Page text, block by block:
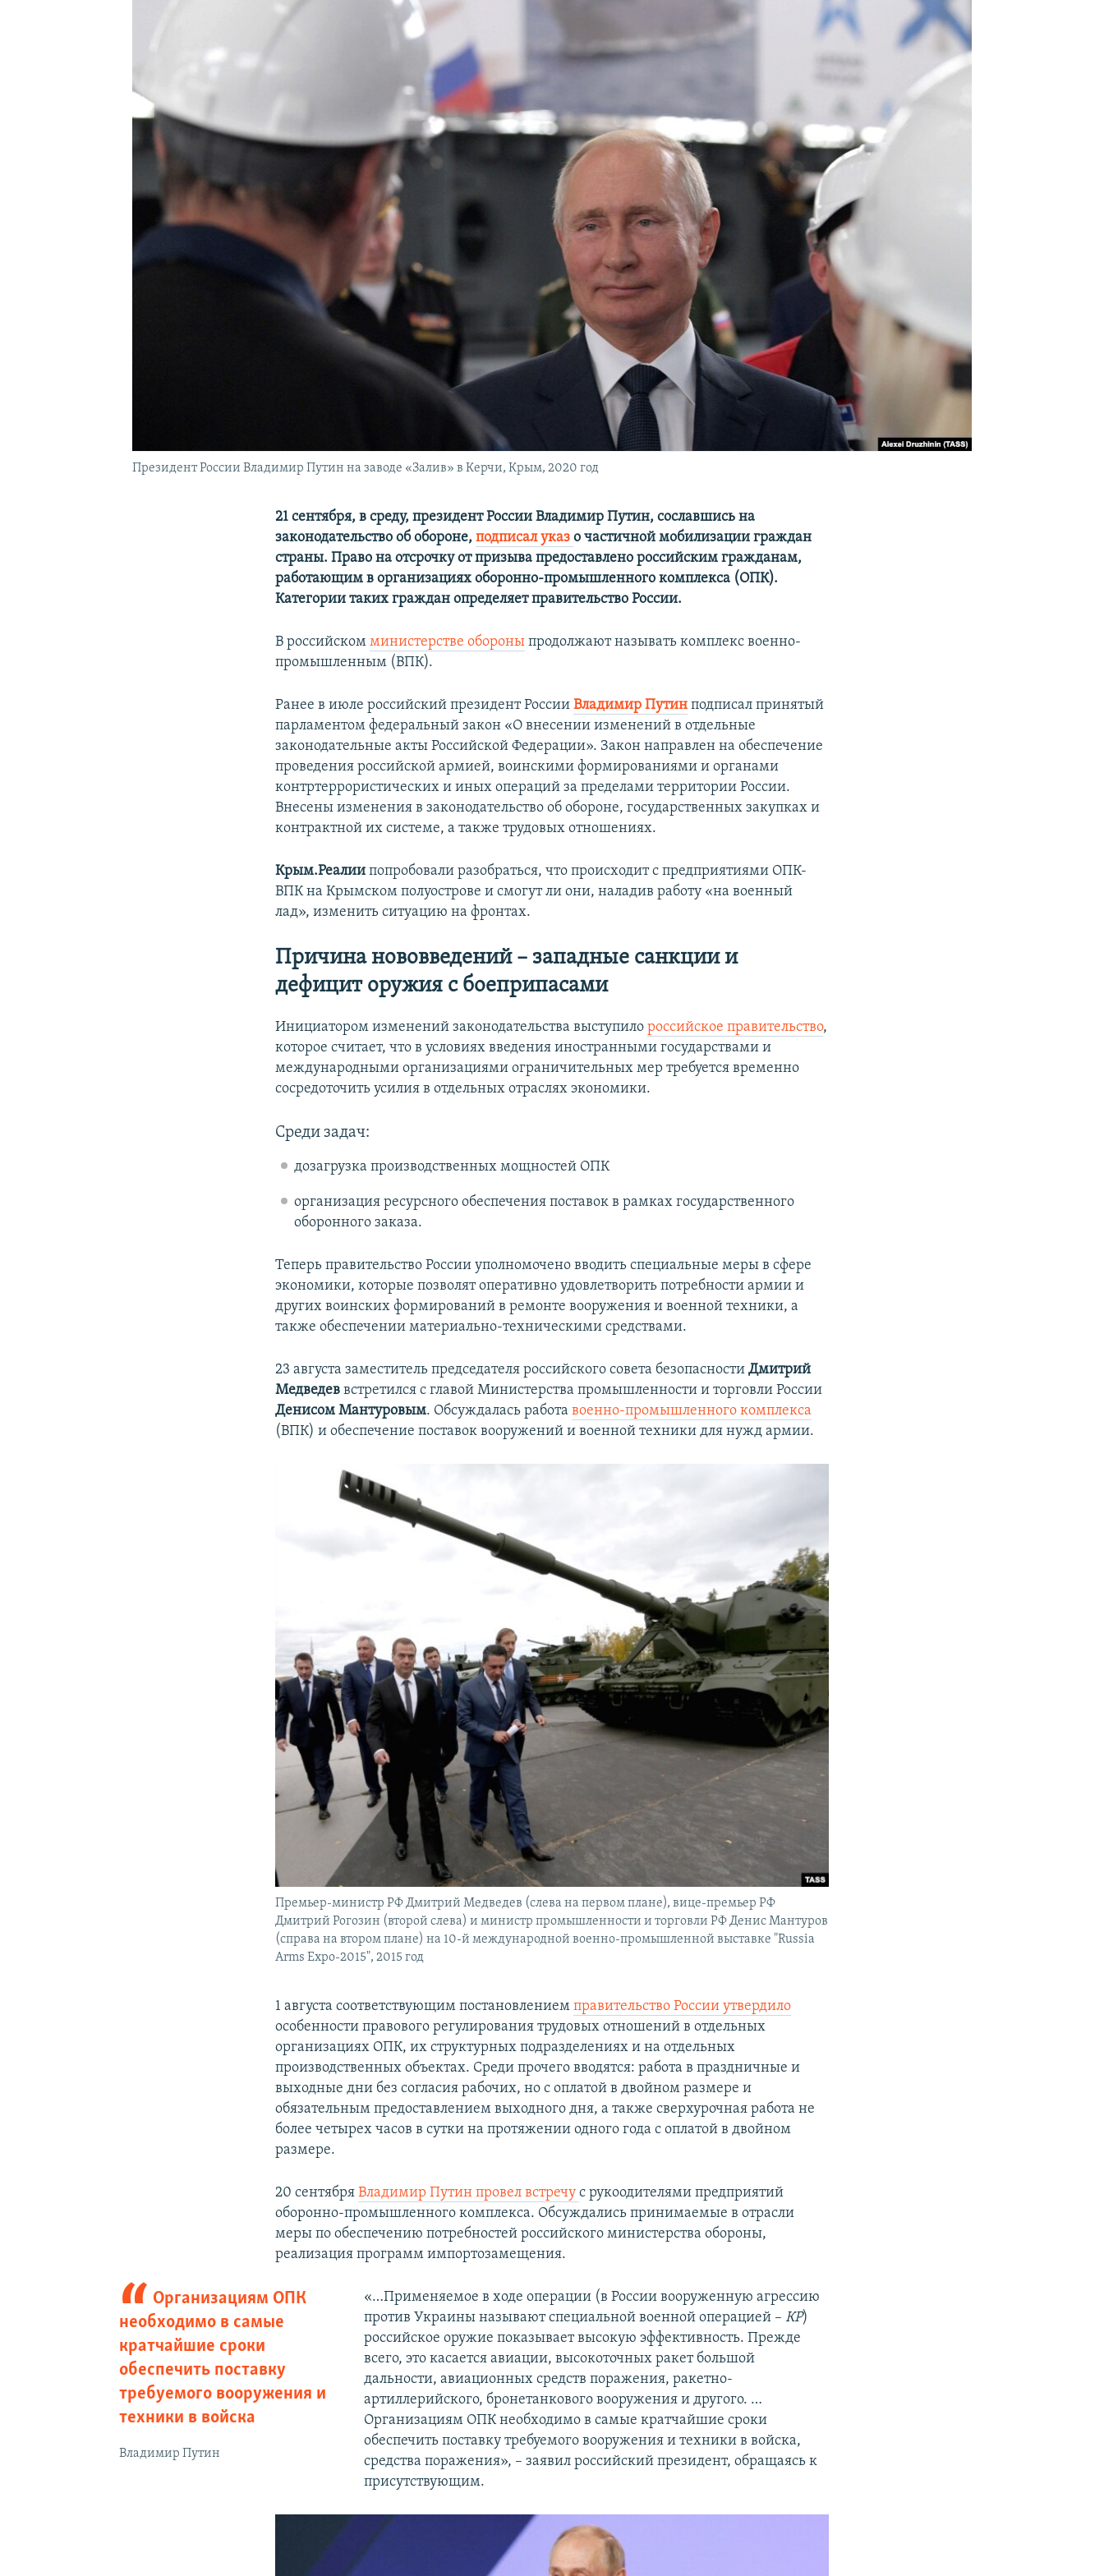
УКРАИНСКАЯ ПРОБЛЕМА КРЫМА
Президент России Владимир Путин на заводе «Залив» в Керчи, Крым, 2020 год
21 сентября, в среду, президент России Владимир Путин, сославшись на
законодательство об обороне,подписал указ о частичной мобилизации граждан
страны. Право на отсрочку от призыва предоставлено российским гражданам,
работающим в организациях оборонно-промышленного комплекса (ОПК).
Категории таких граждан определяет правительство России.
В российскомминистерстве обороны продолжают называть комплекс военно-
промышленным (ВПК).
Ранее в июле российский президент РоссииВладимир Путин подписал принятый
парламентом федеральный закон «О внесении изменений в отдельные
законодательные акты Российской Федерации». Закон направлен на обеспечение
проведения российской армией, воинскими формированиями и органами
контртеррористических и иных операций за пределами территории России.
Внесены изменения в законодательство об обороне, государственных закупках и
контрактной их системе, а также трудовых отношениях.
Крым.Реалии попробовали разобраться, что происходит с предприятиями ОПК-
ВПК на Крымском полуострове и смогут ли они, наладив работу «на военный
лад», изменить ситуацию на фронтах.
Причина нововведений – западные санкции и
дефицит оружия с боеприпасами
Инициатором изменений законодательства выступилороссийское правительство,
которое считает, что в условиях введения иностранными государствами и
международными организациями ограничительных мер требуется временно
сосредоточить усилия в отдельных отраслях экономики.
Среди задач:
дозагрузка производственных мощностей ОПК
организация ресурсного обеспечения поставок в рамках государственного
оборонного заказа.
Теперь правительство России уполномочено вводить специальные меры в сфере
экономики, которые позволят оперативно удовлетворить потребности армии и
других воинских формирований в ремонте вооружения и военной техники, а
также обеспечении материально-техническими средствами.
23 августа заместитель председателя российского совета безопасностиДмитрий
Медведев встретился с главой Министерства промышленности и торговли России
Денисом Мантуровым. Обсуждалась работавоенно-промышленного комплекса
(ВПК) и обеспечение поставок вооружений и военной техники для нужд армии.
Премьер-министр РФ Дмитрий Медведев (слева на первом плане), вице-премьер РФ
Дмитрий Рогозин (второй слева) и министр промышленности и торговли РФ Денис Мантуров
(справа на втором плане) на 10-й международной военно-промышленной выставке "Russia
Arms Expo-2015", 2015 год
1 августа соответствующим постановлениемправительство России утвердило
особенности правового регулирования трудовых отношений в отдельных
организациях ОПК, их структурных подразделениях и на отдельных
производственных объектах. Среди прочего вводятся: работа в праздничные и
выходные дни без согласия рабочих, но с оплатой в двойном размере и
обязательным предоставлением выходного дня, а также сверхурочная работа не
более четырех часов в сутки на протяжении одного года с оплатой в двойном
размере.
20 сентябряВладимир Путин провел встречус рукоодителями предприятий
оборонно-промышленного комплекса. Обсуждались принимаемые в отрасли
меры по обеспечению потребностей российского министерства обороны,
реализация программ импортозамещения.
Организациям ОПК
необходимо в самые
кратчайшие сроки
обеспечить поставку
требуемого вооружения и
техники в войска
Владимир Путин
«…Применяемое в ходе операции (в России вооруженную агрессию
против Украины называют специальной военной операцией – КР)
российское оружие показывает высокую эффективность. Прежде
всего, это касается авиации, высокоточных ракет большой
дальности, авиационных средств поражения, ракетно-
артиллерийского, бронетанкового вооружения и другого. …
Организациям ОПК необходимо в самые кратчайшие сроки
обеспечить поставку требуемого вооружения и техники в войска,
средства поражения», – заявил российский президент, обращаясь к
присутствующим.